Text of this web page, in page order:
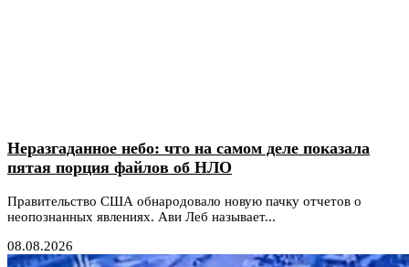
Неразгаданное небо: что на самом деле показала
пятая порция файлов об НЛО
Правительство США обнародовало новую пачку отчетов о
неопознанных явлениях. Ави Леб называет...
08.08.2026